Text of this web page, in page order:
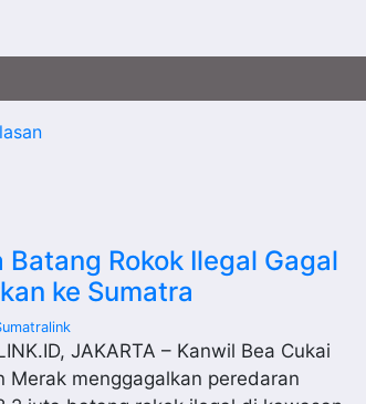
Batang Rokok Ilegal Gagal
ke Sumatra
JAKARTA – Kanwil Bea Cukai
Merak menggagalkan peredaran